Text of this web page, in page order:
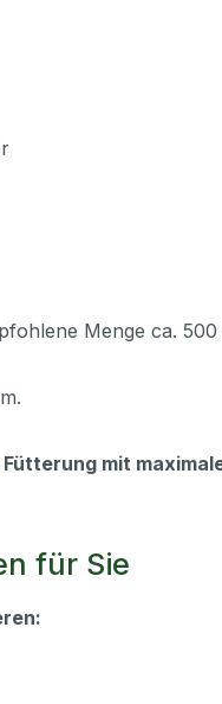
Menge ca.
mit
für Sie